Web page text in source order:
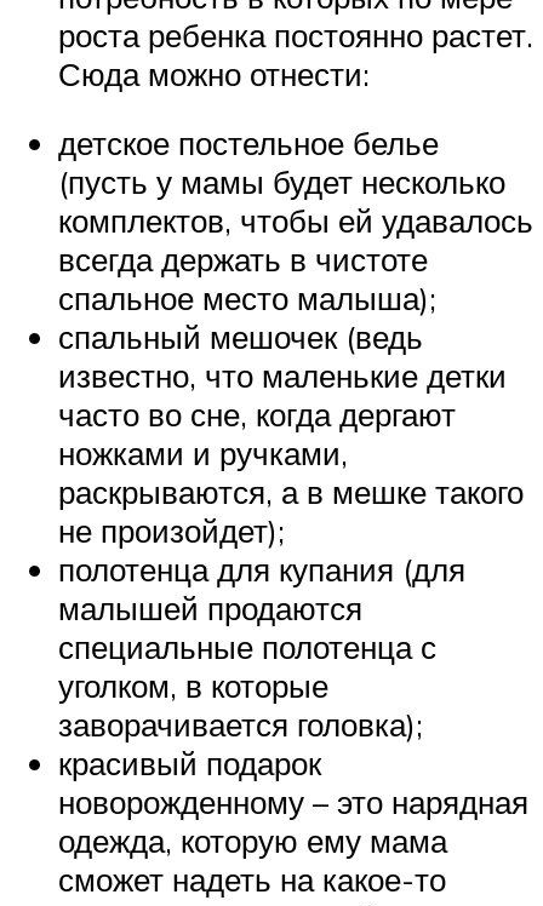
роста ребенка постоянно растет.
Сюда можно отнести:
детское постельное белье
(пусть у мамы будет несколько
комплектов, чтобы ей удавалось
всегда держать в чистоте
спальное место малыша);
спальный мешочек (ведь
известно, что маленькие детки
часто во сне, когда дергают
ножками и ручками,
раскрываются, а в мешке такого
не произойдет);
полотенца для купания (для
малышей продаются
специальные полотенца с
уголком, в которые
заворачивается головка);
красивый подарок
новорожденному – это нарядная
одежда, которую ему мама
сможет надеть на какое-то